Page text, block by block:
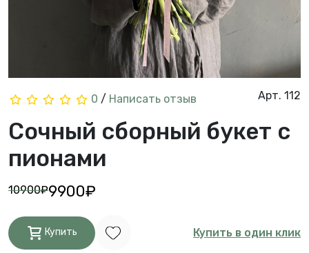
0 / Написать отзыв Арт. 112
Сочный сборный букет с
пионами
10900₽9900₽
Купить Купить в один клик